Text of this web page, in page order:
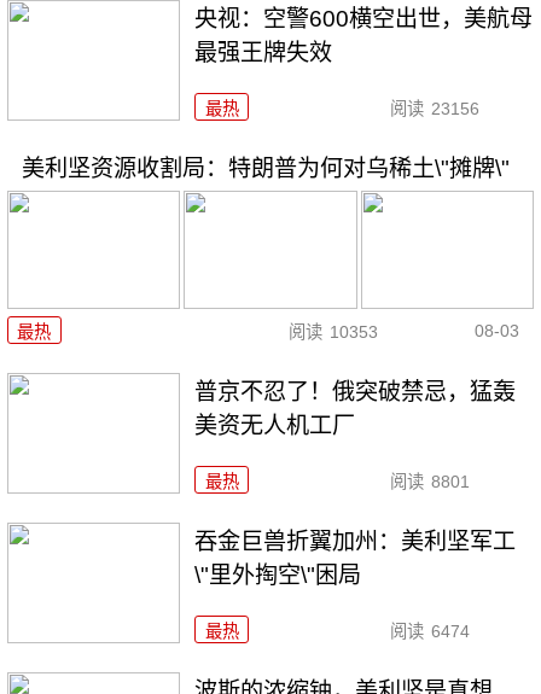
央视：空警600横空出世，美航母
最强王牌失效
最热 阅读 23156
美利坚资源收割局：特朗普为何对乌稀土\"摊牌\"
最热 阅读 10353 08-03
普京不忍了！俄突破禁忌，猛轰
美资无人机工厂
最热 阅读 8801
吞金巨兽折翼加州：美利坚军工
\"里外掏空\"困局
最热 阅读 6474